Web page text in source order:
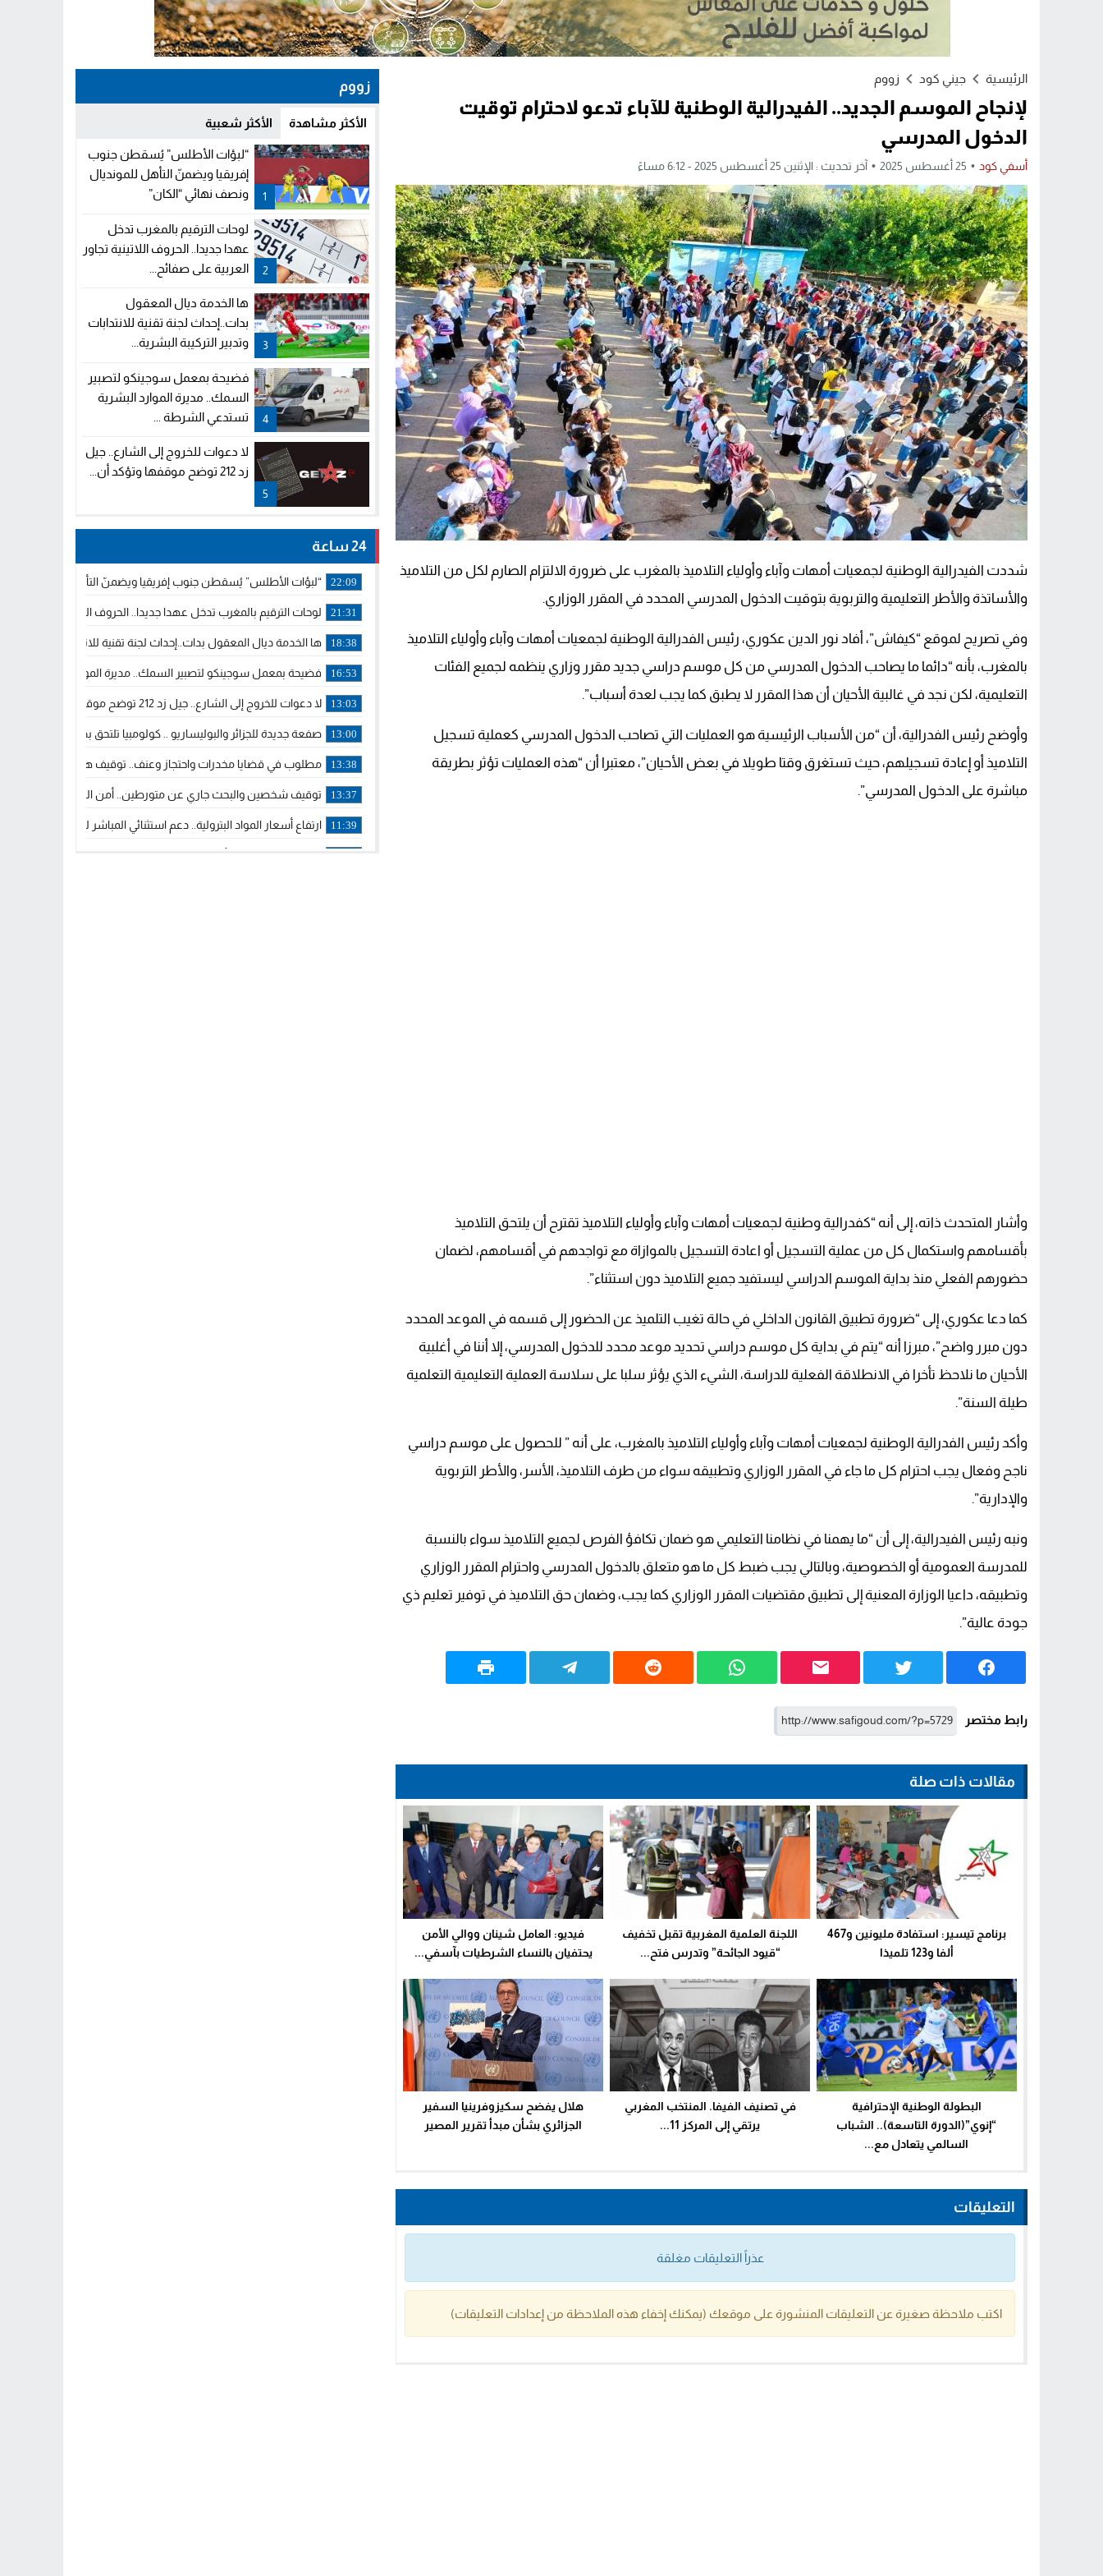
الرئيسية جيني كود زووم
لإنجاح الموسم الجديد.. الفيدرالية الوطنية للآباء تدعو لاحترام توقيت
الدخول المدرسي
أسفي كود 25 أغسطس 2025 آخر تحديث : الإثنين 25 أغسطس 2025 - 6:12 مساءً
شددت الفيدرالية الوطنية لجمعيات أمهات وآباء وأولياء التلاميذ بالمغرب على ضرورة الالتزام الصارم لكل من التلاميذ
والأساتذة والأطر التعليمية والتربوية بتوقيت الدخول المدرسي المحدد في المقرر الوزاري.
وفي تصريح لموقع “كيفاش”، أفاد نور الدين عكوري، رئيس الفدرالية الوطنية لجمعيات أمهات وآباء وأولياء التلاميذ
بالمغرب، بأنه “دائما ما يصاحب الدخول المدرسي من كل موسم دراسي جديد مقرر وزاري ينظمه لجميع الفئات
التعليمية، لكن نجد في غالبية الأحيان أن هذا المقرر لا يطبق كما يجب لعدة أسباب”.
وأوضح رئيس الفدرالية، أن “من الأسباب الرئيسية هو العمليات التي تصاحب الدخول المدرسي كعملية تسجيل
التلاميذ أو إعادة تسجيلهم، حيث تستغرق وقتا طويلا في بعض الأحيان”، معتبرا أن “هذه العمليات تؤثر بطريقة
مباشرة على الدخول المدرسي”.
وأشار المتحدث ذاته، إلى أنه “كفدرالية وطنية لجمعيات أمهات وآباء وأولياء التلاميذ تقترح أن يلتحق التلاميذ
بأقسامهم واستكمال كل من عملية التسجيل أو اعادة التسجيل بالموازاة مع تواجدهم في أقسامهم، لضمان
حضورهم الفعلي منذ بداية الموسم الدراسي ليستفيد جميع التلاميذ دون استثناء”.
كما دعا عكوري، إلى “ضرورة تطبيق القانون الداخلي في حالة تغيب التلميذ عن الحضور إلى قسمه في الموعد المحدد
دون مبرر واضح”، مبرزا أنه “يتم في بداية كل موسم دراسي تحديد موعد محدد للدخول المدرسي، إلا أننا في أغلبية
الأحيان ما نلاحظ تأخرا في الانطلاقة الفعلية للدراسة، الشيء الذي يؤثر سلبا على سلاسة العملية التعليمية التعلمية
طيلة السنة”.
وأكد رئيس الفدرالية الوطنية لجمعيات أمهات وآباء وأولياء التلاميذ بالمغرب، على أنه ” للحصول على موسم دراسي
ناجح وفعال يجب احترام كل ما جاء في المقرر الوزاري وتطبيقه سواء من طرف التلاميذ، الأسر، والأطر التربوية
والإدارية”.
ونبه رئيس الفيدرالية، إلى أن “ما يهمنا في نظامنا التعليمي هو ضمان تكافؤ الفرص لجميع التلاميذ سواء بالنسبة
للمدرسة العمومية أو الخصوصية، وبالتالي يجب ضبط كل ما هو متعلق بالدخول المدرسي واحترام المقرر الوزاري
وتطبيقه، داعيا الوزارة المعنية إلى تطبيق مقتضيات المقرر الوزاري كما يجب، وضمان حق التلاميذ في توفير تعليم ذي
جودة عالية”.
رابط مختصر
مقالات ذات صلة
برنامج تيسير: استفادة مليونين و467
ألفا و123 تلميذا
اللجنة العلمية المغربية تقبل تخفيف
“قيود الجائحة” وتدرس فتح...
فيديو: العامل شينان ووالي الأمن
يحتفيان بالنساء الشرطيات بآسفي...
البطولة الوطنية الإحترافية
“إنوي”(الدورة التاسعة).. الشباب
السالمي يتعادل مع...
في تصنيف الفيفا. المنتخب المغربي
يرتقي إلى المركز 11...
هلال يفضح سكيزوفرينيا السفير
الجزائري بشأن مبدأ تقرير المصير
التعليقات
عذراً التعليقات مغلقة
اكتب ملاحظة صغيرة عن التعليقات المنشورة على موقعك (يمكنك إخفاء هذه الملاحظة من إعدادات التعليقات)
زووم
الأكثر مشاهدة الأكثر شعبية
1
“لبؤات الأطلس” يُسقطن جنوب
إفريقيا ويضمنّ التأهل للمونديال
ونصف نهائي “الكان”
2
لوحات الترقيم بالمغرب تدخل
عهدا جديدا.. الحروف اللاتينية تجاور
العربية على صفائح...
3
ها الخدمة ديال المعقول
بدات..إحداث لجنة تقنية للانتدابات
وتدبير التركيبة البشرية...
4
فضيحة بمعمل سوجينكو لتصبير
السمك.. مديرة الموارد البشرية
تستدعي الشرطة ...
5
لا دعوات للخروج إلى الشارع.. جيل
زد 212 توضح موقفها وتؤكد أن...
24 ساعة
22:09 “لبؤات الأطلس” يُسقطن جنوب إفريقيا ويضمنّ التأهل للمونديال
21:31 لوحات الترقيم بالمغرب تدخل عهدا جديدا.. الحروف اللاتينية تجاور
18:38 ها الخدمة ديال المعقول بدات..إحداث لجنة تقنية للانتدابات وتدبير
16:53 فضيحة بمعمل سوجينكو لتصبير السمك.. مديرة الموارد البشرية
13:03 لا دعوات للخروج إلى الشارع.. جيل زد 212 توضح موقفها وتؤكد أن المنشورات المنسوبة إليها لا تمثل موقفها الرسمي.
13:00 صفعة جديدة للجزائر والبوليساريو .. كولومبيا تلتحق بداعمي مغربية
13:38 مطلوب في قضايا مخدرات واحتجاز وعنف.. توقيف هولندي بوجدة ملاحق
13:37 توقيف شخصين والبحث جاري عن متورطين.. أمن الجديدة يفك خيوط
11:39 ارتفاع أسعار المواد البترولية.. دعم استثنائي المباشر لمهنيي النقل